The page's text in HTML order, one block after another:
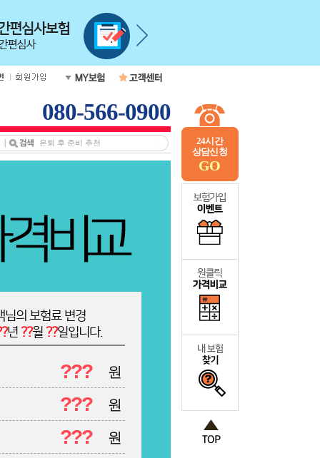
24시간
상담신청
GO
080-566-0900
님의 보험료 변경
년 ??월 ??일입니다.
???
원
???
원
???
원